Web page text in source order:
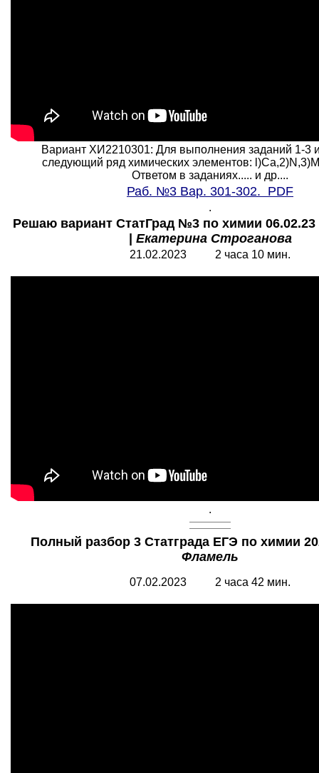
Вариант ХИ2210301: Для выполнения заданий 1-3
следующий ряд химических элементов:
Ответом в заданиях..... и др....
Раб. №3 Вар. 301-302. PDF
.
Решаю вариант СтатГрад №3 по химии
Екатерина Строганова
21.02.2023 2 часа 10 мин.
.
Полный разбор 3 Статграда ЕГЭ по химии
Фламель
07.02.2023 2 часа 42 мин.